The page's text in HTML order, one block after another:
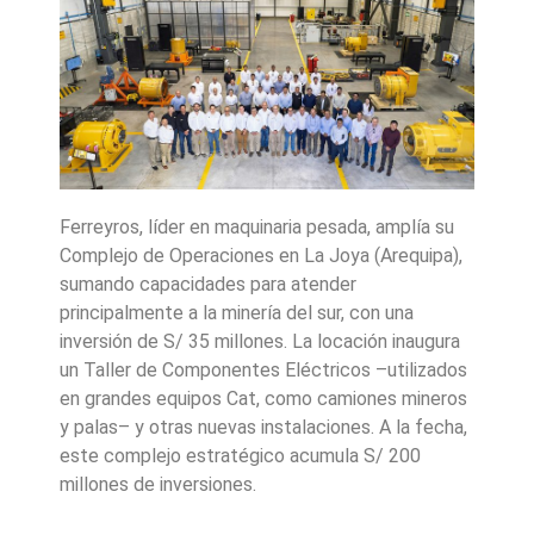
Ferreyros, líder en maquinaria pesada, amplía su
Complejo de Operaciones en La Joya (Arequipa),
sumando capacidades para atender
principalmente a la minería del sur, con una
inversión de S/ 35 millones. La locación inaugura
un Taller de Componentes Eléctricos –utilizados
en grandes equipos Cat, como camiones mineros
y palas– y otras nuevas instalaciones. A la fecha,
este complejo estratégico acumula S/ 200
millones de inversiones.